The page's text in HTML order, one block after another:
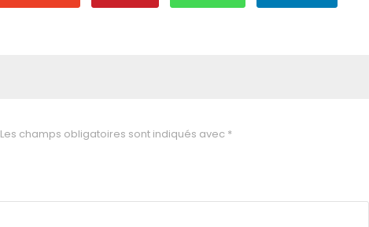
Les champs obligatoires sont indiqués avec *